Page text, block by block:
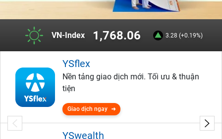
VN-Index 1,768.06 3.28 (+0.19%)
YSflex
Nền tảng giao dịch mới. Tối ưu & thuận
tiện
Giao dịch ngay
YSwealth